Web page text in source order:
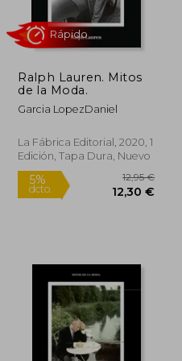
5%
dcto.
Ralph Lauren. Mitos
de la Moda.
Garcia LopezDaniel
La Fábrica Editorial, 2020, 1
Edición, Tapa Dura, Nuevo
Rápido